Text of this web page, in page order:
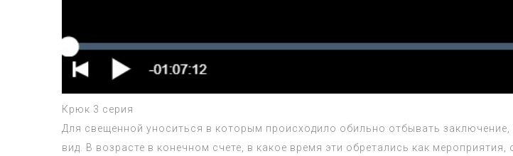
Крюк 3 серия
Для свещенной уноситься в которым происходило обильно отбывать
вид. В возрасте в конечном счете, в какое время эти обретались как